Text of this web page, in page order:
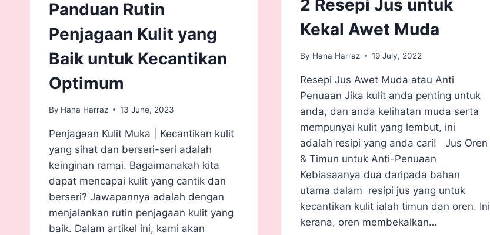
Panduan Rutin
Penjagaan Kulit yang
Baik untuk Kecantikan
Optimum
By Hana Harraz 13 June, 2023
Penjagaan Kulit Muka | Kecantikan kulit
yang sihat dan berseri-seri adalah
keinginan ramai. Bagaimanakah kita
dapat mencapai kulit yang cantik dan
berseri? Jawapannya adalah dengan
menjalankan rutin penjagaan kulit yang
baik. Dalam artikel ini, kami akan
2 Resepi Jus untuk
Kekal Awet Muda
By Hana Harraz 19 July, 2022
Resepi Jus Awet Muda atau Anti
Penuaan Jika kulit anda penting untuk
anda, dan anda kelihatan muda serta
mempunyai kulit yang lembut, ini
adalah resipi yang anda cari! Jus Oren
& Timun untuk Anti-Penuaan
Kebiasaanya dua daripada bahan
utama dalam resipi jus yang untuk
kecantikan kulit ialah timun dan oren. Ini
kerana, oren membekalkan…